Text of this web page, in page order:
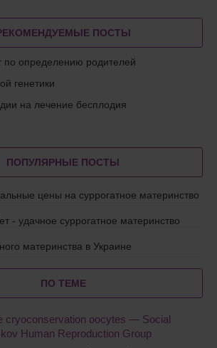
ПОСТЫ
по определению родителей
генетики
на лечение бесплодия
ПОПУЛЯРНЫЕ ПОСТЫ
цены на суррогатное материнство
- удачное суррогатное материнство
материнства в Украине
ПО ТЕМЕ
cryoconservation oocytes — Social
Human Reproduction Group